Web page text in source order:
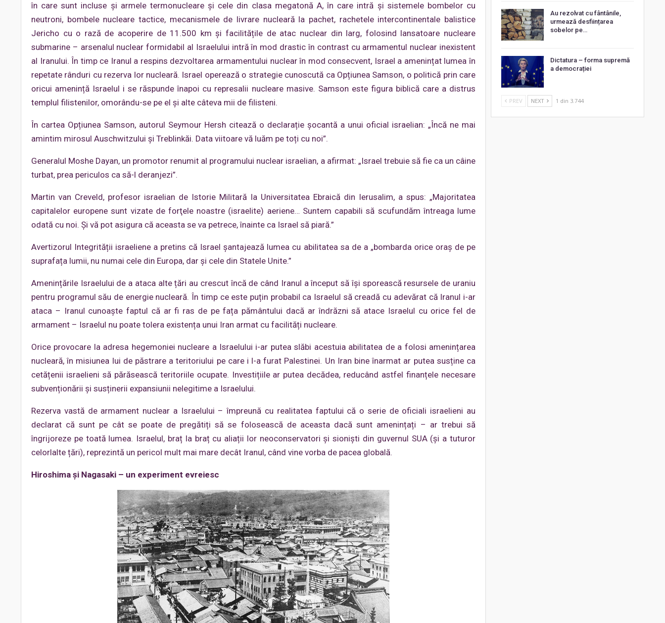
în care sunt incluse și armele termonucleare și cele din clasa megatonă A, în care intră și sistemele bombelor cu
neutroni, bombele nucleare tactice, mecanismele de livrare nucleară la pachet, rachetele intercontinentale balistice
Jericho cu o rază de acoperire de 11.500 km și facilitățile de atac nuclear din larg, folosind lansatoare nucleare
submarine – arsenalul nuclear formidabil al Israelului intră în mod drastic în contrast cu armamentul nuclear inexistent
al Iranului. În timp ce Iranul a respins dezvoltarea armamentului nuclear în mod consecvent, Israel a amenințat lumea în
repetate rânduri cu rezerva lor nucleară. Israel operează o strategie cunoscută ca Opțiunea Samson, o politică prin care
oricui amenință Israelul i se răspunde înapoi cu represalii nucleare masive. Samson este figura biblică care a distrus
templul filistenilor, omorându-se pe el și alte câteva mii de filisteni.
În cartea Opțiunea Samson, autorul Seymour Hersh citează o declarație șocantă a unui oficial israelian: „Încă ne mai
amintim mirosul Auschwitzului și Treblinkăi. Data viitoare vă luăm pe toți cu noi”.
Generalul Moshe Dayan, un promotor renumit al programului nuclear israelian, a afirmat: „Israel trebuie să fie ca un câine
turbat, prea periculos ca să-l deranjezi”.
Martin van Creveld, profesor israelian de Istorie Militară la Universitatea Ebraică din Ierusalim, a spus: „Majoritatea
capitalelor europene sunt vizate de forţele noastre (israelite) aeriene… Suntem capabili să scufundăm întreaga lume
odată cu noi. Şi vă pot asigura că aceasta se va petrece, înainte ca Israel să piară.”
Avertizorul Integrității israeliene a pretins că Israel șantajează lumea cu abilitatea sa de a „bombarda orice oraș de pe
suprafața lumii, nu numai cele din Europa, dar și cele din Statele Unite.”
Amenințările Israelului de a ataca alte țări au crescut încă de când Iranul a început să își sporească resursele de uraniu
pentru programul său de energie nucleară. În timp ce este puțin probabil ca Israelul să creadă cu adevărat că Iranul i-ar
ataca – Iranul cunoaște faptul că ar fi ras de pe fața pământului dacă ar îndrăzni să atace Israelul cu orice fel de
armament – Israelul nu poate tolera existența unui Iran armat cu facilități nucleare.
Orice provocare la adresa hegemoniei nucleare a Israelului i-ar putea slăbi acestuia abilitatea de a folosi amenințarea
nucleară, în misiunea lui de păstrare a teritoriului pe care i l-a furat Palestinei. Un Iran bine înarmat ar putea susține ca
cetățenii israelieni să părăsească teritoriile ocupate. Investițiile ar putea decădea, reducând astfel finanțele necesare
subvenționării și susținerii expansiunii nelegitime a Israelului.
Rezerva vastă de armament nuclear a Israelului – împreună cu realitatea faptului că o serie de oficiali israelieni au
declarat că sunt pe cât se poate de pregătiți să se folosească de aceasta dacă sunt amenințați – ar trebui să
îngrijoreze pe toată lumea. Israelul, braț la braț cu aliații lor neoconservatori și sioniști din guvernul SUA (și a tuturor
celorlalte țări), reprezintă un pericol mult mai mare decât Iranul, când vine vorba de pacea globală.
Hiroshima şi Nagasaki – un experiment evreiesc
Au rezolvat cu fântânile,
urmează desființarea
sobelor pe…
Dictatura – forma supremă
a democrației
PREV NEXT 1 din 3.744